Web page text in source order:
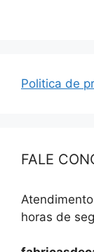
Politica de
FALE
horas de